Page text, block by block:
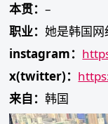
本贯：–
职业：她是韩国网
instagram：
x(twitter)：
来自：韩国